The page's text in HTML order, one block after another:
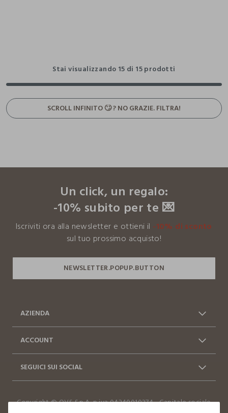
Stai visualizzando 15 di 15 prodotti
SCROLL INFINITO 🙄 ? NO GRAZIE. FILTRA!
footer.ariatitle
Un click, un regalo:
-10% subito per te 💌
Iscriviti ora alla newsletter e ottieni il -10% di sconto
sul tuo prossimo acquisto!
AZIENDA
Chi siamo
Franchising
Resi e cambi Dichiarazione accessibilità
ACCOUNT
Log in / Sign in
Ordini
SEGUICI SUI SOCIAL
Facebook
Instagram
TikTok
Copyright © OVS S.p.A, p.iva 04240010274 - Capitale sociale